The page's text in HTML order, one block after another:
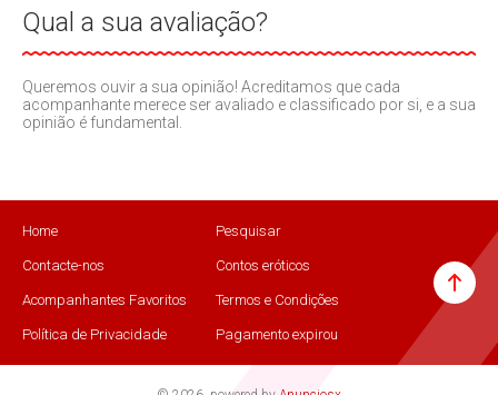
Qual a sua avaliação?
Queremos ouvir a sua opinião! Acreditamos que cada
acompanhante merece ser avaliado e classificado por si, e a sua
opinião é fundamental.
Home Pesquisar
Contacte-nos Contos eróticos
Acompanhantes Favoritos Termos e Condições
Política de Privacidade Pagamento expirou